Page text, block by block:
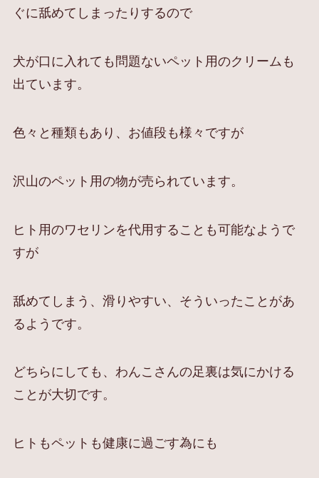
ぐに舐めてしまったりするので
犬が口に入れても問題ないペット用のクリームも
出ています。
色々と種類もあり、お値段も様々ですが
沢山のペット用の物が売られています。
ヒト用のワセリンを代用することも可能なようで
すが
舐めてしまう、滑りやすい、そういったことがあ
るようです。
どちらにしても、わんこさんの足裏は気にかける
ことが大切です。
ヒトもペットも健康に過ごす為にも